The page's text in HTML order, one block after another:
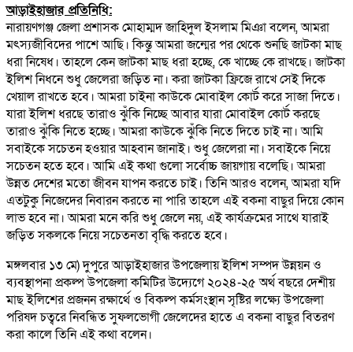
আড়াইহাজার প্রতিনিধি:
নারায়ণগঞ্জ জেলা প্রশাসক মোহাম্মদ জাহিদুল ইসলাম মিঞা বলেন, আমরা
মৎস্যজীবিদের পাশে আছি। কিন্তু আমরা জন্মের পর থেকে শুনছি জাটকা মাছ
ধরা নিষেধ। তাহলে কেন জাটকা মাছ ধরা হচ্ছে, কে খাচ্ছে কে রাখছে। জাটকা
ইলিশ নিধনে শুধু জেলেরা জড়িত না। করা জাটকা ফ্রিজে রাখে সেই দিকে
খেয়াল রাখতে হবে। আমরা চাইনা কাউকে মোবাইল কোর্ট করে সাজা দিতে।
যারা ইলিশ ধরছে তারাও ঝুঁকি নিচ্ছে আবার যারা মোবাইল কোর্ট করছে
তারাও ঝুঁকি নিতে হচ্ছে। আমরা কাউকে ঝুঁকি নিতে দিতে চাই না। আমি
সবাইকে সচেতন হওয়ার আহবান জানাই। শুধু জেলেরা না। সবাইকে নিয়ে
সচেতন হতে হবে। আমি এই কথা গুলো সর্বোচ্চ জায়গায় বলেছি। আমরা
উন্নত দেশের মতো জীবন যাপন করতে চাই। তিনি আরও বলেন, আমরা যদি
এতটুকু নিজেদের নিবারন করতে না পারি তাহলে এই বকনা বাছুর দিয়ে কোন
লাভ হবে না। আমরা মনে করি শুধু জেলে নয়, এই কার্যক্রমের সাথে যারাই
জড়িত সকলকে নিয়ে সচেতনতা বৃদ্ধি করতে হবে।
মঙ্গলবার ১৩ মে) দুপুরে আড়াইহাজার উপজেলায় ইলিশ সম্পদ উন্নয়ন ও
ব্যবস্থাপনা প্রকল্প উপজেলা কমিটির উদ্যেগে ২০২৪-২৫ অর্থ বছরে দেশীয়
মাছ ইলিশের প্রজনন রক্ষার্থে ও বিকল্প কর্মসংস্থান সৃষ্টির লক্ষ্যে উপজেলা
পরিষদ চত্বরে নিবন্ধিত সুফলভোগী জেলেদের হাতে এ বকনা বাছুর বিতরণ
করা কালে তিনি এই কথা বলেন।